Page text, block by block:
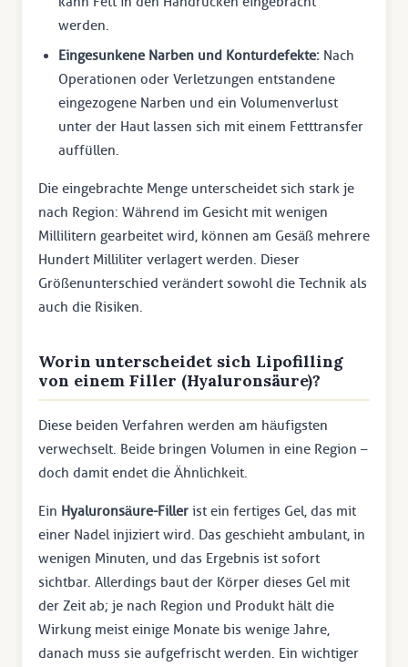
werden.
Eingesunkene Narben und Konturdefekte: Nach
Operationen oder Verletzungen entstandene
eingezogene Narben und ein Volumenverlust
unter der Haut lassen sich mit einem Fetttransfer
auffüllen.
Die eingebrachte Menge unterscheidet sich stark je
nach Region: Während im Gesicht mit wenigen
Millilitern gearbeitet wird, können am Gesäß mehrere
Hundert Milliliter verlagert werden. Dieser
Größenunterschied verändert sowohl die Technik als
auch die Risiken.
Worin unterscheidet sich Lipofilling
von einem Filler (Hyaluronsäure)?
Diese beiden Verfahren werden am häufigsten
verwechselt. Beide bringen Volumen in eine Region –
doch damit endet die Ähnlichkeit.
Ein Hyaluronsäure-Filler ist ein fertiges Gel, das mit
einer Nadel injiziert wird. Das geschieht ambulant, in
wenigen Minuten, und das Ergebnis ist sofort
sichtbar. Allerdings baut der Körper dieses Gel mit
der Zeit ab; je nach Region und Produkt hält die
Wirkung meist einige Monate bis wenige Jahre,
danach muss sie aufgefrischt werden. Ein wichtiger